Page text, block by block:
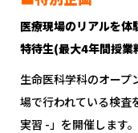
医療現場のリアルを体
特待生(最大4年間授業
生命医科学科のオープ
場で行われている検査
実習 -」を開催します